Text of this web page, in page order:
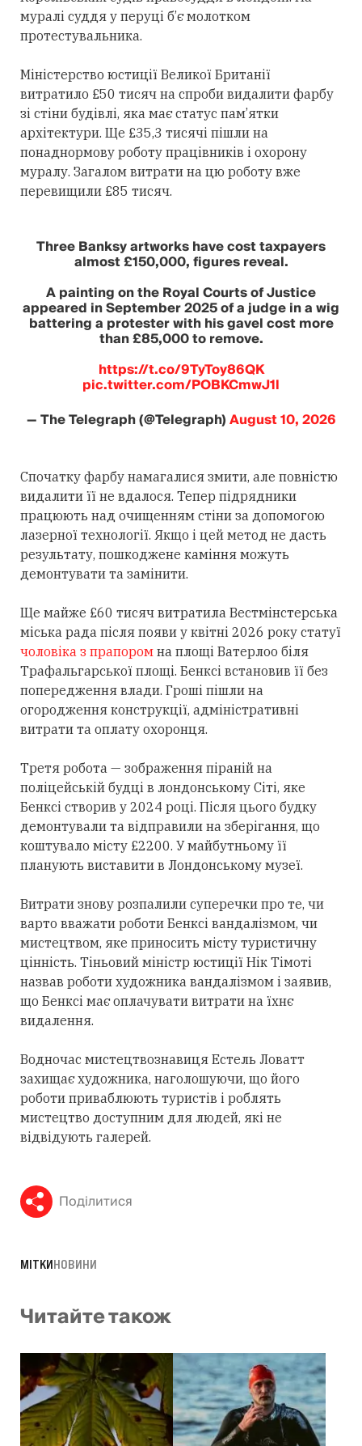
муралі суддя у перуці б’є молотком
протестувальника.
Міністерство юстиції Великої Британії
витратило £50 тисяч на спроби видалити фарбу
зі стіни будівлі, яка має статус пам’ятки
архітектури. Ще £35,3 тисячі пішли на
понаднормову роботу працівників і охорону
муралу. Загалом витрати на цю роботу вже
перевищили £85 тисяч.
Three Banksy artworks have cost taxpayers
almost £150,000, figures reveal.
A painting on the Royal Courts of Justice
appeared in September 2025 of a judge in a wig
battering a protester with his gavel cost more
than £85,000 to remove.
https://t.co/9TyToy86QK
pic.twitter.com/POBKCmwJ1l
— The Telegraph (@Telegraph)August 10, 2026
Спочатку фарбу намагалися змити, але повністю
видалити її не вдалося. Тепер підрядники
працюють над очищенням стіни за допомогою
лазерної технології. Якщо і цей метод не дасть
результату, пошкоджене каміння можуть
демонтувати та замінити.
Ще майже £60 тисяч витратила Вестмінстерська
міська рада після появи у квітні 2026 року статуї
чоловіка з прапором на площі Ватерлоо біля
Трафальгарської площі. Бенксі встановив її без
попередження влади. Гроші пішли на
огородження конструкції, адміністративні
витрати та оплату охоронця.
Третя робота — зображення піраній на
поліцейській будці в лондонському Сіті, яке
Бенксі створив у 2024 році. Після цього будку
демонтували та відправили на зберігання, що
коштувало місту £2200. У майбутньому її
планують виставити в Лондонському музеї.
Витрати знову розпалили суперечки про те, чи
варто вважати роботи Бенксі вандалізмом, чи
мистецтвом, яке приносить місту туристичну
цінність. Тіньовий міністр юстиції Нік Тімоті
назвав роботи художника вандалізмом і заявив,
що Бенксі має оплачувати витрати на їхнє
видалення.
Водночас мистецтвознавиця Естель Ловатт
захищає художника, наголошуючи, що його
роботи приваблюють туристів і роблять
мистецтво доступним для людей, які не
відвідують галерей.
Поділитися
МІТКИНОВИНИ
Читайте також